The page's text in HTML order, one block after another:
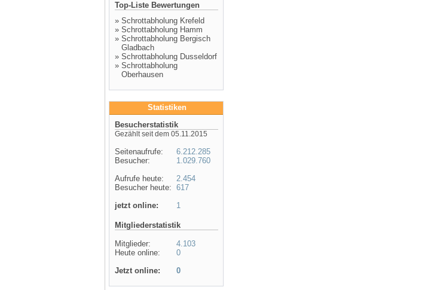
Top-Liste Bewertungen
» Schrottabholung Krefeld
» Schrottabholung Hamm
» Schrottabholung Bergisch
Gladbach
» Schrottabholung Dusseldorf
» Schrottabholung
Oberhausen
Statistiken
Besucherstatistik
Gezählt seit dem 05.11.2015
Seitenaufrufe:
Besucher:
Aufrufe heute:
Besucher heute:
jetzt online:
6.212.285
1.029.760
2.454
617
1
Mitgliederstatistik
Mitglieder:
Heute online:
4.103
0
Jetzt online:
0